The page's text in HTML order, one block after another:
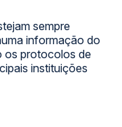
sempre
informação do
os protocolos de
instituições